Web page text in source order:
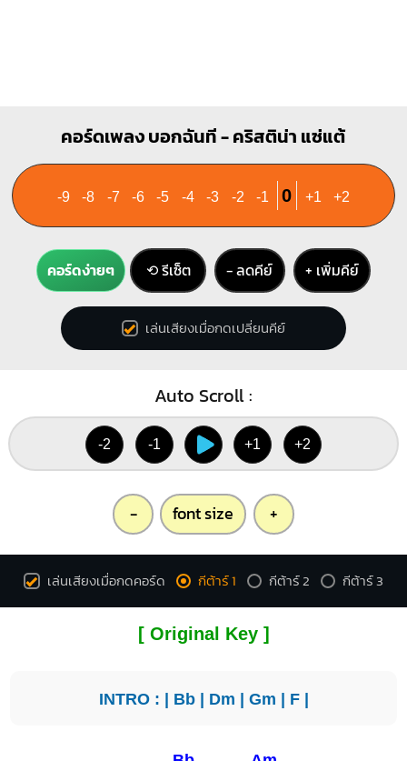
F7
1 1 1 1
1
3
คอร์ดเพลง บอกฉันที - คริสติน่า แซ่แต้
-9 -8 -7 -6 -5 -4 -3 -2 -1 0 +1 +2
คอร์ดง่ายๆ ⟲ รีเซ็ต − ลดคีย์ + เพิ่มคีย์
เล่นเสียงเมื่อกดเปลี่ยนคีย์
Auto Scroll :
-2 -1 +1 +2
- font size +
เล่นเสียงเมื่อกดคอร์ด กีต้าร์ 1 กีต้าร์ 2 กีต้าร์ 3
[ Original Key ]
INTRO : | Bb| Dm | Gm | F|